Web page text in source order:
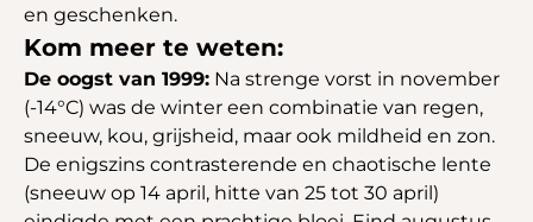
en geschenken.
Kom meer te weten:
De oogst van 1999: Na strenge vorst in november
(-14°C) was de winter een combinatie van regen,
sneeuw, kou, grijsheid, maar ook mildheid en zon.
De enigszins contrasterende en chaotische lente
(sneeuw op 14 april, hitte van 25 tot 30 april)